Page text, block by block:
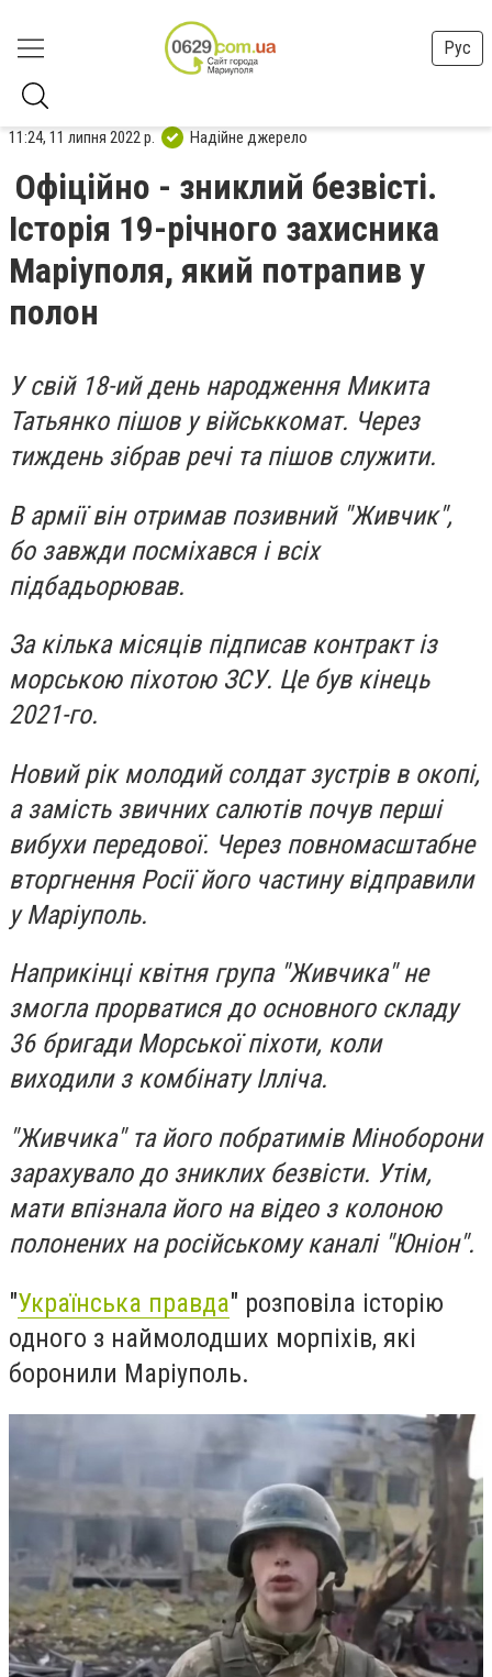
Рус
11:24, 11 липня 2022 р. Надійне джерело
Офіційно - зниклий безвісті.
Історія 19-річного захисника
Маріуполя, який потрапив у
полон
У свій 18-ий день народження Микита
Татьянко пішов у військкомат. Через
тиждень зібрав речі та пішов служити.
В армії він отримав позивний "Живчик",
бо завжди посміхався і всіх
підбадьорював.
За кілька місяців підписав контракт із
морською піхотою ЗСУ. Це був кінець
2021-го.
Новий рік молодий солдат зустрів в окопі,
а замість звичних салютів почув перші
вибухи передової. Через повномасштабне
вторгнення Росії його частину відправили
у Маріуполь.
Наприкінці квітня група "Живчика" не
змогла прорватися до основного складу
36 бригади Морської піхоти, коли
виходили з комбінату Ілліча.
"Живчика" та його побратимів Міноборони
зарахувало до зниклих безвісти. Утім,
мати впізнала його на відео з колоною
полонених на російському каналі "Юніон".
"Українська правда" розповіла історію
одного з наймолодших морпіхів, які
боронили Маріуполь.